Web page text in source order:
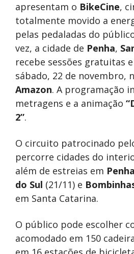
apresentam o BikeCine,
totalmente movido a
pelas pedaladas do
vez, a cidade de Penha,
recebe sessões gratuitas
sábado, 22 de novembro,
Amazon. A programação
metragens e a animação
2”.
O circuito patrocinado
percorre cidades do
além de estreias em Penha
do Sul (21/11) e
em Santa Catarina.
O público pode escolher
acomodado em 150